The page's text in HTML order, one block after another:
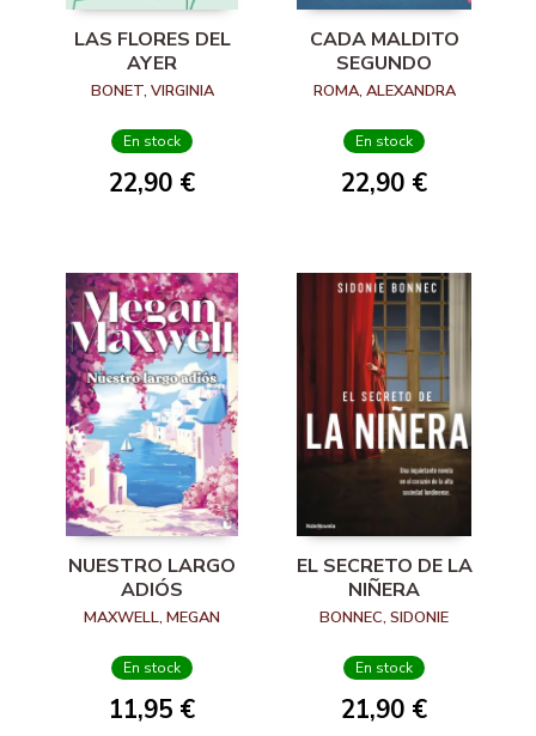
LAS FLORES DEL
AYER
BONET, VIRGINIA
En stock
22,90 €
CADA MALDITO
SEGUNDO
ROMA, ALEXANDRA
En stock
22,90 €
NUESTRO LARGO
ADIÓS
MAXWELL, MEGAN
En stock
11,95 €
EL SECRETO DE LA
NIÑERA
BONNEC, SIDONIE
En stock
21,90 €